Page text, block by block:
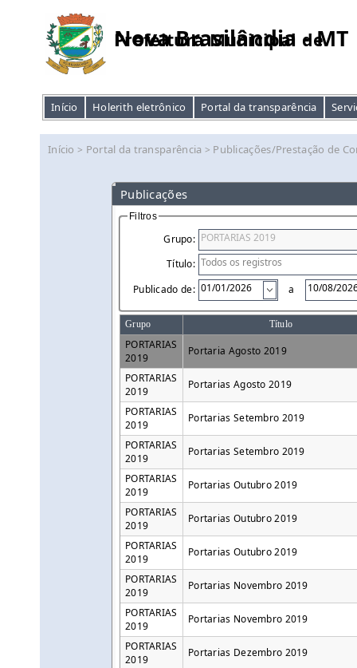
Prefeitura Municipal de
Nova Brasilândia - MT
Início Holerith eletrônico Portal da transparência
Início > Portal da transparência > Publicações/Prestação de
Publicações
Filtros
Grupo:
Título:
Publicado de:
a
Grupo Título
PORTARIAS
2019
Portaria Agosto 2019
PORTARIAS
2019
Portarias Agosto 2019
PORTARIAS
2019
Portarias Setembro 2019
PORTARIAS
2019
Portarias Setembro 2019
PORTARIAS
2019
Portarias Outubro 2019
PORTARIAS
2019
Portarias Outubro 2019
PORTARIAS
2019
Portarias Outubro 2019
PORTARIAS
2019
Portarias Novembro 2019
PORTARIAS
2019
Portarias Novembro 2019
PORTARIAS
2019
Portarias Dezembro 2019